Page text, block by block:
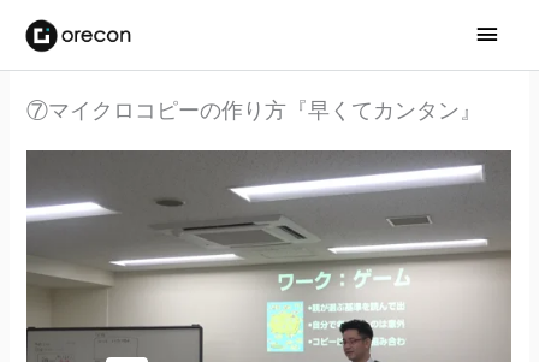
メ
イ
メ
ュ
⑦マイクロコピーの作り方『早くてカンタン』